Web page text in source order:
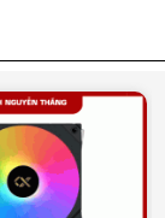
hay PC ?
khi chọn máy học
thiết bị chuẩn
Triệu 2026: Cấu